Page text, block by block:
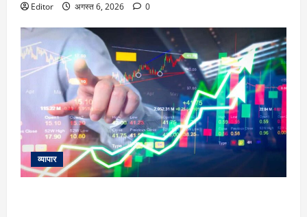
Editor अगस्त 6, 2026 0
व्यापार